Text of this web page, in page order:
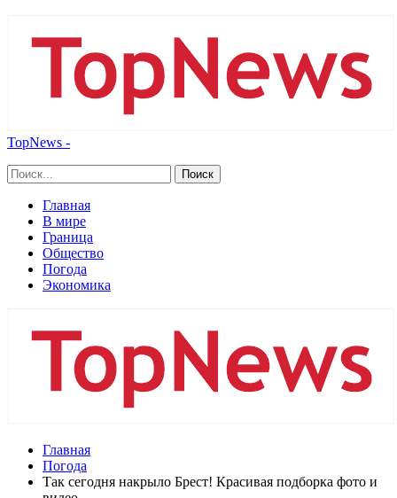
TopNews -
Главная
В мире
Граница
Общество
Погода
Экономика
Главная
Погода
Так сегодня накрыло Брест! Красивая подборка фото и